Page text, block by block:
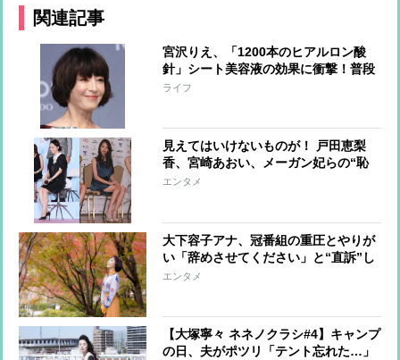
関連記事
宮沢りえ、「1200本のヒアルロン酸
針」シート美容液の効果に衝撃！普段
の美容法も明かす
ライフ
見えてはいけないものが！ 戸田恵梨
香、宮崎あおい、メーガン妃らの“恥
ずかしい”写真
エンタメ
大下容子アナ、冠番組の重圧とやりが
い「辞めさせてください」と“直訴”し
たことも
エンタメ
【大塚寧々 ネネノクラシ#4】キャンプ
の日、夫がポツリ「テント忘れた…」